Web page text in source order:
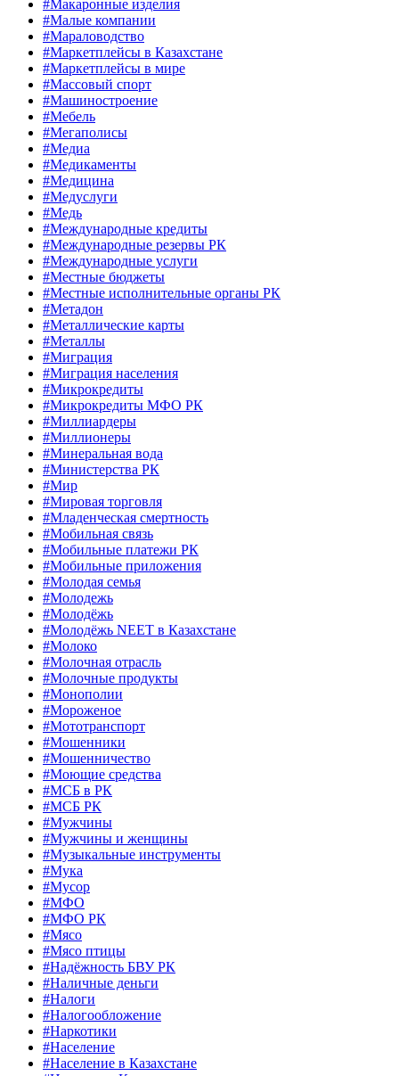
#Макаронные изделия
#Малые компании
#Мараловодство
#Маркетплейсы в Казахстане
#Маркетплейсы в мире
#Массовый спорт
#Машиностроение
#Мебель
#Мегаполисы
#Медиа
#Медикаменты
#Медицина
#Медуслуги
#Медь
#Международные кредиты
#Международные резервы РК
#Международные услуги
#Местные бюджеты
#Местные исполнительные органы РК
#Метадон
#Металлические карты
#Металлы
#Миграция
#Миграция населения
#Микрокредиты
#Микрокредиты МФО РК
#Миллиардеры
#Миллионеры
#Минеральная вода
#Министерства РК
#Мир
#Мировая торговля
#Младенческая смертность
#Мобильная связь
#Мобильные платежи РК
#Мобильные приложения
#Молодая семья
#Молодежь
#Молодёжь
#Молодёжь NEET в Казахстане
#Молоко
#Молочная отрасль
#Молочные продукты
#Монополии
#Мороженое
#Мототранспорт
#Мошенники
#Мошенничество
#Моющие средства
#МСБ в РК
#МСБ РК
#Мужчины
#Мужчины и женщины
#Музыкальные инструменты
#Мука
#Мусор
#МФО
#МФО РК
#Мясо
#Мясо птицы
#Надёжность БВУ РК
#Наличные деньги
#Налоги
#Налогообложение
#Наркотики
#Население
#Население в Казахстане